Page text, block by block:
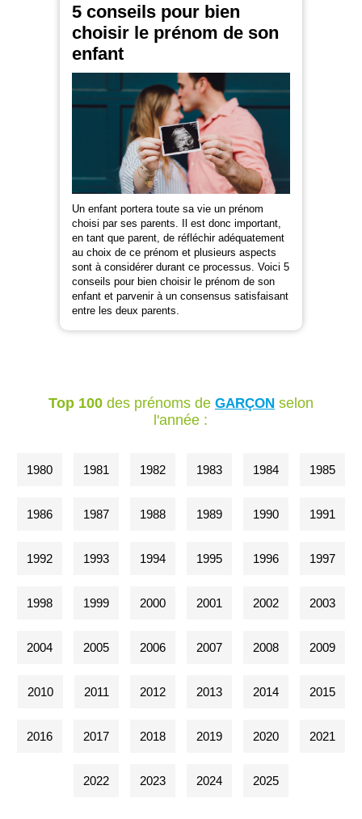
5 conseils pour bien
choisir le prénom de son
enfant
Un enfant portera toute sa vie un prénom
choisi par ses parents. Il est donc important,
en tant que parent, de réfléchir adéquatement
au choix de ce prénom et plusieurs aspects
sont à considérer durant ce processus. Voici 5
conseils pour bien choisir le prénom de son
enfant et parvenir à un consensus satisfaisant
entre les deux parents.
Top 100des prénoms de GARÇONselon
l'année :
1980 1981 1982 1983 1984 1985
1986 1987 1988 1989 1990 1991
1992 1993 1994 1995 1996 1997
1998 1999 2000 2001 2002 2003
2004 2005 2006 2007 2008 2009
2010 2011 2012 2013 2014 2015
2016 2017 2018 2019 2020 2021
2022 2023 2024 2025